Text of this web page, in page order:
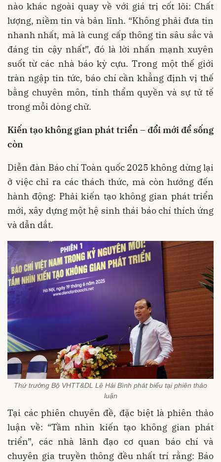
nào khác ngoài quay về với giá trị cốt lõi: Chất
lượng, niềm tin và bản lĩnh. “Không phải đưa tin
nhanh nhất, mà là cung cấp thông tin sâu sắc và
đáng tin cậy nhất”, đó là lời nhấn mạnh xuyên
suốt từ các nhà báo kỳ cựu. Trong một thế giới
tràn ngập tin tức, báo chí cần khẳng định vị thế
bằng chuyên môn, tính thẩm quyền và sự tử tế
trong mỗi dòng chữ.
Kiến tạo không gian phát triển – đổi mới để sống
còn
Diễn đàn Báo chí Toàn quốc 2025 không dừng lại
ở việc chỉ ra các thách thức, mà còn hướng đến
hành động: Phải kiến tạo không gian phát triển
mới, xây dựng một hệ sinh thái báo chí thích ứng
và dẫn dắt.
Thứ trưởng Bộ VHTT&DL Lê Hải Bình phát biểu tại phiên thảo
luận
Tại các phiên chuyên đề, đặc biệt là phiên thảo
luận về: “Tầm nhìn kiến tạo không gian phát
triển”, các nhà lãnh đạo cơ quan báo chí và
chuyên gia truyền thông đều nhất trí rằng: Báo